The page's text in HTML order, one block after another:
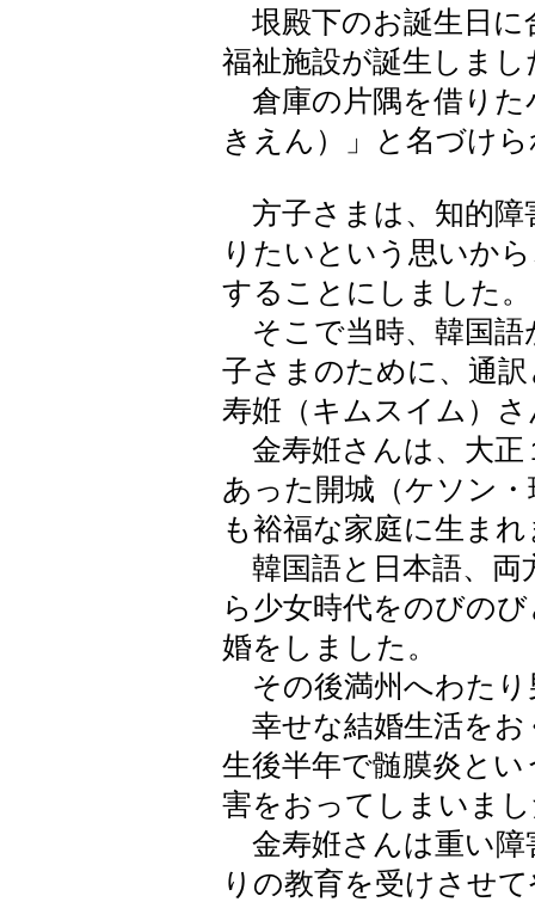
垠殿下のお誕生日に
福祉施設が誕生しまし
倉庫の片隅を借りた
きえん）」と名づけ
方子さまは、知的障
りたいという思いか
することにしました。
そこで当時、韓国語
子さまのために、通
寿姙（キムスイム）
金寿姙さんは、大正
あった開城（ケソン
も裕福な家庭に生ま
韓国語と日本語、両
ら少女時代をのびの
婚をしました。
その後満州へわたり
幸せな結婚生活をお
生後半年で髄膜炎と
害をおってしまいま
金寿姙さんは重い障
りの教育を受けさせ